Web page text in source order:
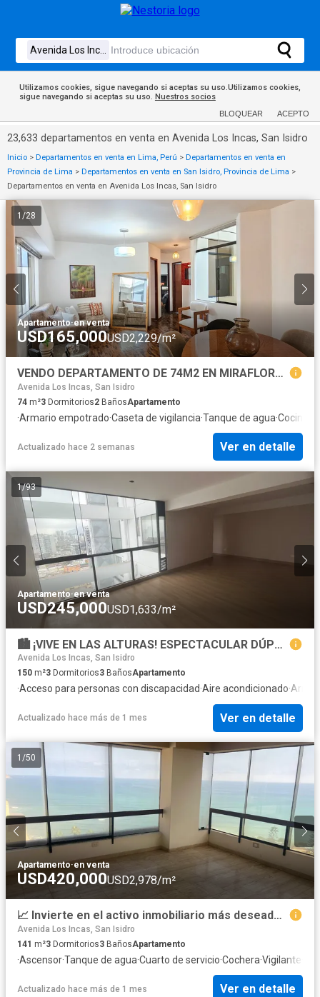
Utilizamos cookies, sigue navegando si aceptas su uso.Utilizamos cookies,
sigue navegando si aceptas su uso. Nuestros socios
BLOQUEAR ACEPTO
23,633 departamentos en venta en Avenida Los Incas, San Isidro
Inicio > Departamentos en venta en Lima, Perú > Departamentos en venta en
Provincia de Lima > Departamentos en venta en San Isidro, Provincia de Lima >
Departamentos en venta en Avenida Los Incas, San Isidro
1 /28
Apartamento·en venta
USD165,000USD2,229/m²
VENDO DEPARTAMENTO DE 74M2 EN MIRAFLORES 3 DORMITORIOS ALT. PARQUE KENNEDY
Avenida Los Incas, San Isidro
74 m²3 Dormitorios2 BañosApartamento
·Armario empotrado·Caseta de vigilancia·Tanque de agua·Cocina
Actualizado hace 2 semanas Ver en detalle
1/93
Apartamento·en venta
USD245,000USD1,633/m²
🏙️ ¡VIVE EN LAS ALTURAS! ESPECTACULAR DÚPLEX EN JESÚS MARÍA ✨
Avenida Los Incas, San Isidro
150 m²3 Dormitorios3 BañosApartamento
·Acceso para personas con discapacidad·Aire acondicionado·
Actualizado hace más de 1 mes Ver en detalle
1 /50
Apartamento·en venta
USD420,000USD2,978/m²
📈 Invierte en el activo inmobiliario más deseado de Miraflores - Dpto. en Venta por Remodelar
Avenida Los Incas, San Isidro
141 m²3 Dormitorios3 BañosApartamento
·Ascensor·Tanque de agua·Cuarto de servicio·Cochera·Vigilante
Actualizado hace más de 1 mes Ver en detalle